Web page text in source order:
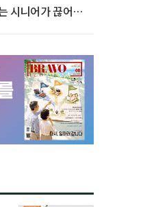
시니어가 끊어야